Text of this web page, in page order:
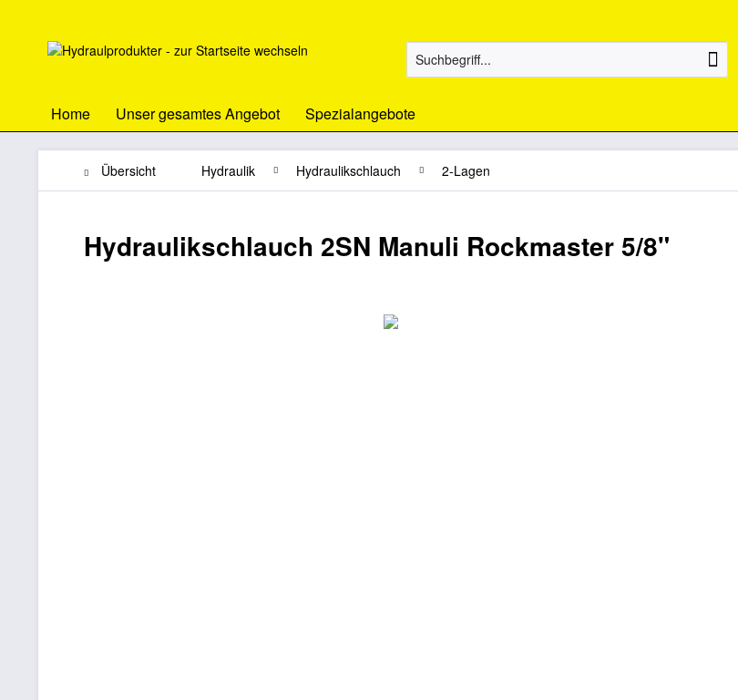
Home Unser gesamtes Angebot Spezialangebote
Übersicht Hydraulik Hydraulikschlauch 2-Lagen
Hydraulikschlauch 2SN Manuli Rockmaster 5/8"